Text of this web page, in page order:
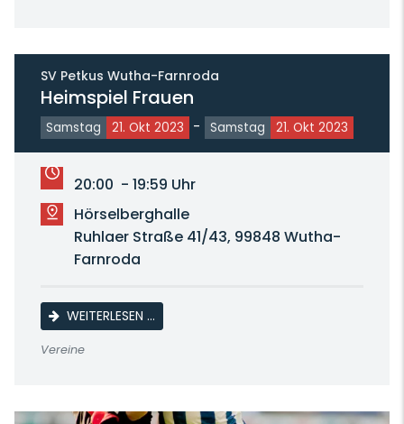
SV Petkus Wutha-Farnroda
Heimspiel Frauen
Samstag 21. Okt 2023 - Samstag 21. Okt 2023
20:00 - 19:59 Uhr
Hörselberghalle
Ruhlaer Straße 41/43, 99848 Wutha-
Farnroda
WEITERLESEN …HEIMSPIEL FRAUEN
Vereine